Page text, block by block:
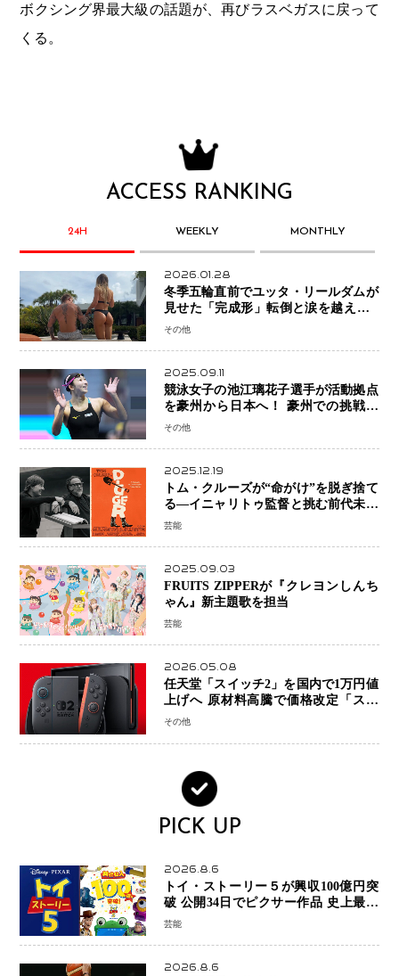
ボクシング界最大級の話題が、再びラスベガスに戻って
くる。
ACCESS RANKING
24H WEEKLY MONTHLY
2026.01.28
冬季五輪直前でユッタ・リールダムが
見せた「完成形」転倒と涙を越えて─
ミラノで金を狙うオランダ女王の現在
その他
2025.09.11
競泳女子の池江璃花子選手が活動拠点
を豪州から日本へ！ 豪州での挑戦を
糧に、28年ロサンゼルス五輪へ再始動
その他
2025.12.19
トム・クルーズが“命がけ”を脱ぎ捨て
る―イニャリトゥ監督と挑む前代未聞
の大惨事コメディ「DIGGER ディガ
芸能
2025.09.03
FRUITS ZIPPERが『クレヨンしんち
ゃん』新主題歌を担当
芸能
2026.05.08
任天堂「スイッチ2」を国内で1万円値
上げへ 原材料高騰で価格改定「スイ
ッチオンライン」も引き上げ
その他
PICK UP
2026.8.6
トイ・ストーリー５が興収100億円突
破 公開34日でピクサー作品 史上最速
日本歴代シリーズ最高更新も目前
芸能
2026.8.6